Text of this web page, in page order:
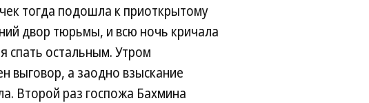
тогда подошла к приоткрытому
двор тюрьмы, и всю ночь кричала
спать остальным. Утром
выговор, а заодно взыскание
Второй раз госпожа Бахмина